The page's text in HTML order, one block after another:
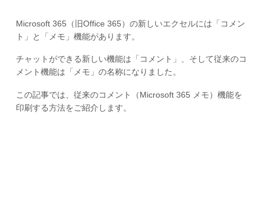
Microsoft 365（旧Office 365）の新しいエクセルには「コメン
ト」と「メモ」機能があります。
チャットができる新しい機能は「コメント」、そして従来のコ
メント機能は「メモ」の名称になりました。
この記事では、従来のコメント（Microsoft 365 メモ）機能を
印刷する方法をご紹介します。